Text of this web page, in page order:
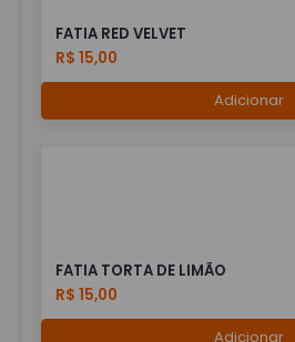
FATIA RED VELVET
R$ 15,00
Adicionar
FATIA TORTA DE LIMÃO
R$ 15,00
Adicionar